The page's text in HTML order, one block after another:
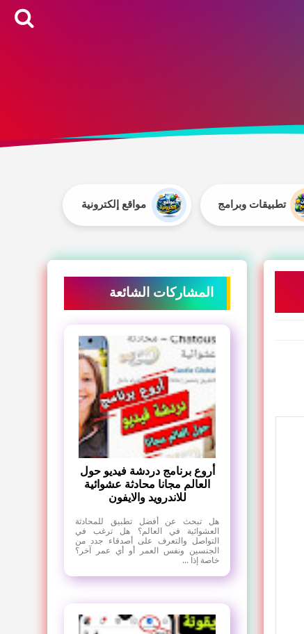
تطبيقات وبرامج مواقع إلكترونية
المشاركات الشائعة
أروع برنامج دردشة فيديو حول
العالم مجانا محادثة عشوائية
للاندرويد والايفون
هل تبحث عن أفضل تطبيق للمحادثة
العشوائية في العالم؟ هل ترغب في
التواصل والتعرف على أصدقاء جدد من
الجنسين ونفس العمر أو أي عمر آخر؟
خاصة إذا ...